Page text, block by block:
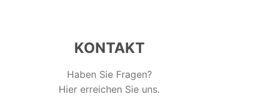
KONTAKT
Haben Sie Fragen?
Hier erreichen Sie uns.